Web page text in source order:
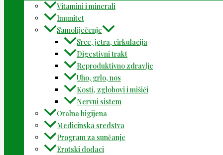
Vitamini i minerali
Imunitet
Samoliječenje
Srce, jetra, cirkulacija
Digestivni trakt
Reproduktivno zdravlje
Uho, grlo, nos
Kosti, zglobovi i mišići
Nervni sistem
Oralna higijena
Medicinska sredstva
Program za sunčanje
Erotski dodaci